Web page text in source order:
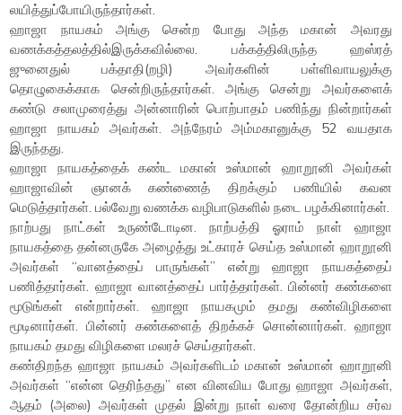
லயித்துப்போயிருந்தார்கள்.
ஹாஜா நாயகம் அங்கு சென்ற போது அந்த மகான் அவரது
வணக்கத்தலத்தில்இருக்கவில்லை. பக்கத்திலிருந்த ஹஸ்ரத்
ஜுனைதுல் பக்தாதி(றழி) அவர்களின் பள்ளிவாயலுக்கு
தொழுகைக்காக சென்றிருந்தார்கள். அங்கு சென்று அவர்களைக்
கண்டு சலாமுரைத்து அன்னாரின் பொற்பாதம் பணிந்து நின்றார்கள்
ஹாஜா நாயகம் அவர்கள். அந்நேரம் அம்மகானுக்கு 52 வயதாக
இருந்தது.
ஹாஜா நாயகத்தைக் கண்ட மகான் உஸ்மான் ஹாறூனி அவர்கள்
ஹாஜாவின் ஞானக் கண்ணைத் திறக்கும் பணியில் கவன
மெடுத்தார்கள். பல்வேறு வணக்க வழிபாடுகளில் நடை பழக்கினார்கள்.
நாற்பது நாட்கள் உருண்டோடின. நாற்பத்தி ஓராம் நாள் ஹாஜா
நாயகத்தை தன்னருகே அழைத்து உட்காரச் செய்த உஸ்மான் ஹாறூனி
அவர்கள் “வானத்தைப் பாருங்கள்” என்று ஹாஜா நாயகத்தைப்
பணித்தார்கள். ஹாஜா வானத்தைப் பார்த்தார்கள். பின்னர் கண்களை
மூடுங்கள் என்றார்கள். ஹாஜா நாயகமும் தமது கண்விழிகளை
மூடினார்கள். பின்னர் கண்களைத் திறக்கச் சொன்னார்கள். ஹாஜா
நாயகம் தமது விழிகளை மலரச் செய்தார்கள்.
கண்திறந்த ஹாஜா நாயகம் அவர்களிடம் மகான் உஸ்மான் ஹாறூனி
அவர்கள் “என்ன தெரிந்தது” என வினவிய போது ஹாஜா அவர்கள்,
ஆதம் (அலை) அவர்கள் முதல் இன்று நாள் வரை தோன்றிய சர்வ